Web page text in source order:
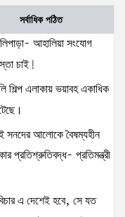
খুনের মামলায় গ্রেপ্তার তার
আদালত
দূতের বৈঠক: তারেক রহমানের
দৃঢ় আত্মবিশ্বাস
করতে সরকারের পাশাপাশি
সর্বাধিক পঠিত
আহালিয়া সংযোগ
চাই!
শিল্প এলাকায় ভয়াবহ একাধিক
সনদের আলোকে বৈষম্যহীন
প্রতিশ্রুতিবদ্ধ- প্রতিমন্ত্রী
এ দেশেই হবে, সে যত